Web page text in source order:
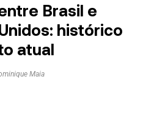
Brasil e
histórico
atual
Maia